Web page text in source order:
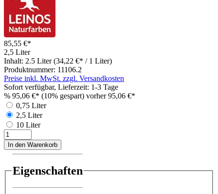
85,55 €*
2,5 Liter
Inhalt: 2.5 Liter (34,22 €* / 1 Liter)
Produktnummer: 11106.2
Preise inkl. MwSt. zzgl. Versandkosten
Sofort verfügbar, Lieferzeit: 1-3 Tage
% 95,06 €* (10% gespart) vorher 95,06 €*
0,75 Liter
2,5 Liter
10 Liter
In den Warenkorb
Eigenschaften